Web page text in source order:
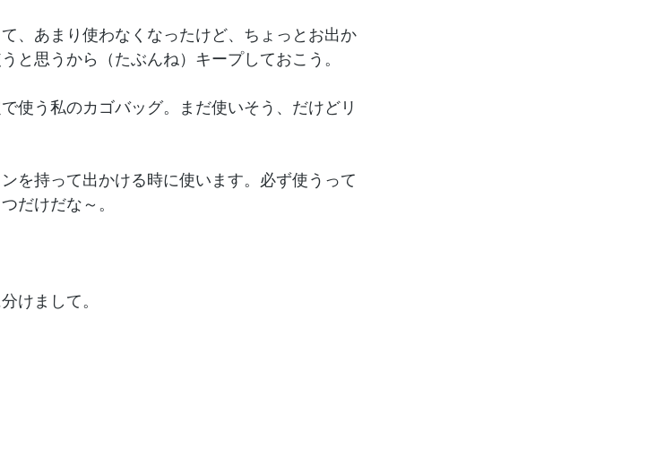
、あまり使わなくなったけど、ちょっとお出か
と思うから（たぶんね）キープしておこう。
使う私のカゴバッグ。まだ使いそう、だけどリ
を持って出かける時に使います。必ず使うって
だけだな～。
けまして。